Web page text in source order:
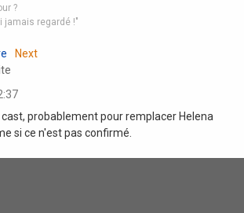
?
jamais regardé !"
Next
cast, probablement pour remplacer Helena
si ce n'est pas confirmé.